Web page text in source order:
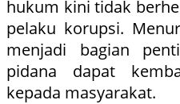
hukum kini tidak
pelaku korupsi.
menjadi bagian
pidana dapat
kepada masyarakat.